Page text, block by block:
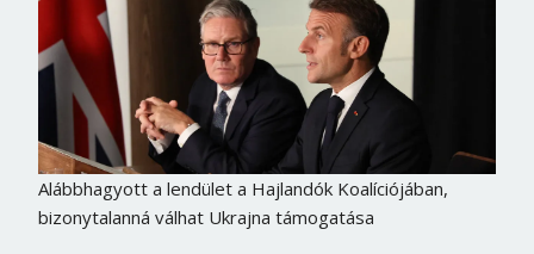
Alábbhagyott a lendület a Hajlandók Koalíciójában,
bizonytalanná válhat Ukrajna támogatása